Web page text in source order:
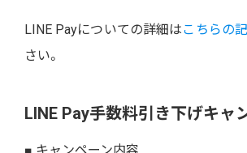
LINE Payについての詳細はこちらの
さい。
LINE Pay手数料引き下げキャ
■ キャンペーン内容